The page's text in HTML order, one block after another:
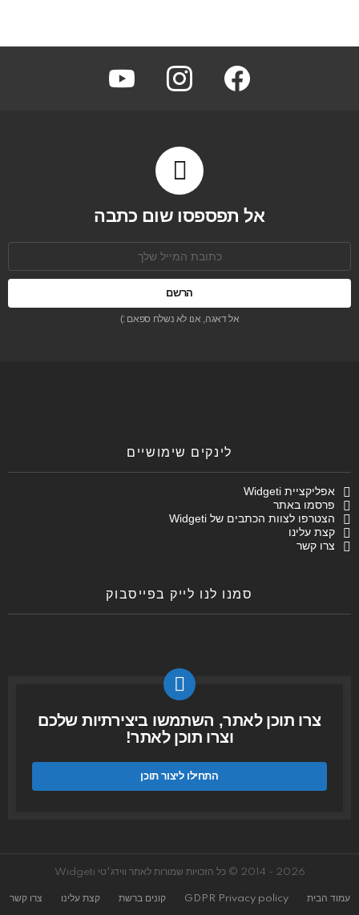
facebook
instagram
אל תפספסו שום כתבה
אל דאגה, אנו לא נשלח ספאם :)
לינקים שימושיים
אפליקציית Widgeti
פרסמו באתר
הצטרפו לצוות הכתבים של Widgeti
קצת עלינו
צרו קשר
סמנו לנו לייק בפייסבוק
צרו תוכן לאתר, השתמשו ביצירתיות שלכם
וצרו תוכן לאתר!
התחילו ליצור תוכן
2026 - 2014 © כל הזכויות שמורות לאתר ווידג׳טי Widgeti
עמוד הבית GDPR Privacy policy קונים ברשת קצת עלינו צרו קשר